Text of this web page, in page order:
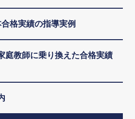
格実績の指導実例
庭教師に乗り換えた合格実績